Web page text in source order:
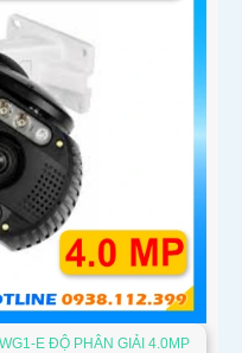
E ĐỘ PHÂN GIẢI 4.0MP